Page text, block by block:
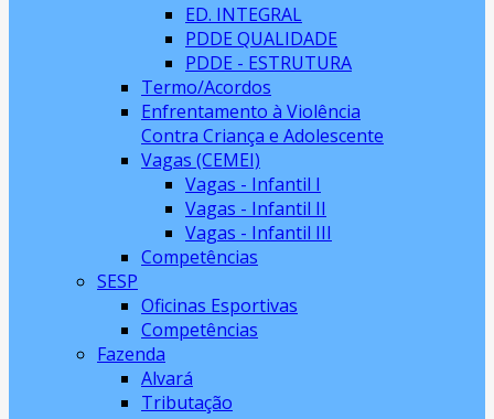
ED. INTEGRAL
PDDE QUALIDADE
PDDE - ESTRUTURA
Termo/Acordos
Enfrentamento à Violência
Contra Criança e Adolescente
Vagas (CEMEI)
Vagas - Infantil I
Vagas - Infantil II
Vagas - Infantil III
Competências
SESP
Oficinas Esportivas
Competências
Fazenda
Alvará
Tributação